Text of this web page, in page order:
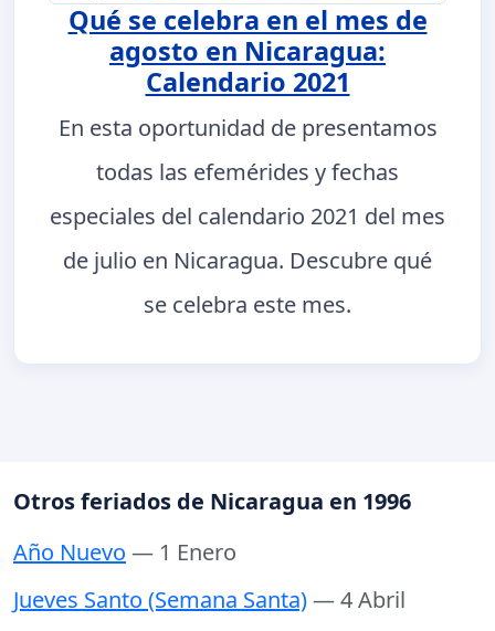
Qué se celebra en el mes de
agosto en Nicaragua:
Calendario 2021
En esta oportunidad de presentamos
todas las efemérides y fechas
especiales del calendario 2021 del mes
de julio en Nicaragua. Descubre qué
se celebra este mes.
Otros feriados de Nicaragua en 1996
Año Nuevo — 1 Enero
Jueves Santo (Semana Santa)— 4 Abril